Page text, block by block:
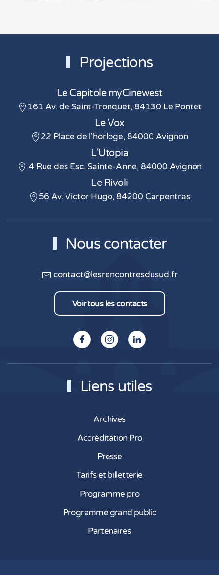
Projections
Le Capitole myCinewest
161 Av. de Saint-Tronquet, 84130 Le Pontet
Le Vox
22 Place de l'horloge, 84000 Avignon
L'Utopia
4 Rue des Esc. Sainte-Anne, 84000 Avignon
Le Rivoli
56 Av. Victor Hugo, 84200 Carpentras
Nous contacter
contact@lesrencontresdusud.fr
Voir tous les contacts
Liens utiles
Archives
Accréditation Pro
Presse
Tarifs et billetterie
Programme pro
Programme grand public
Partenaires